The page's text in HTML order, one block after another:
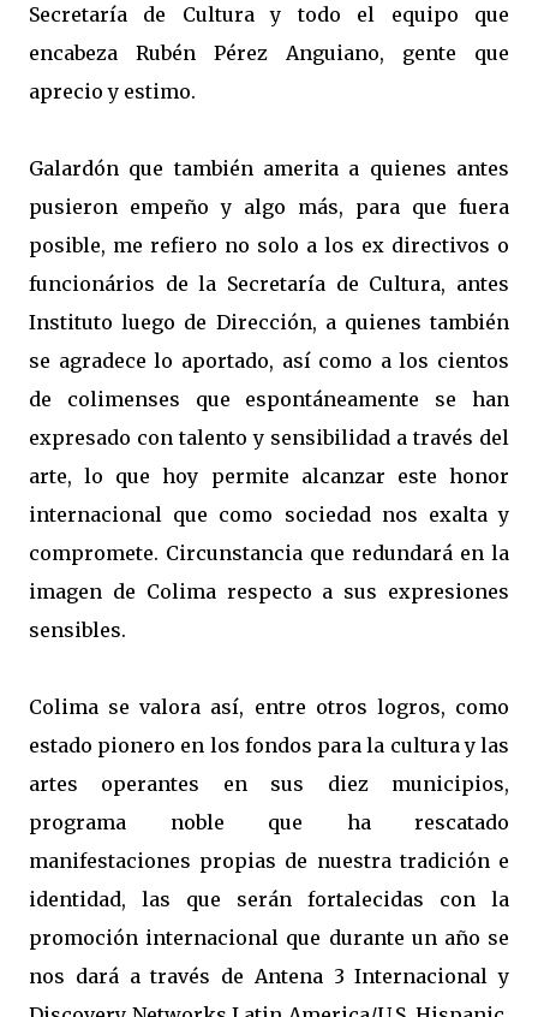
Secretaría de Cultura y todo el equipo que
encabeza Rubén Pérez Anguiano, gente que
aprecio y estimo.
Galardón que también amerita a quienes antes
pusieron empeño y algo más, para que fuera
posible, me refiero no solo a los ex directivos o
funcionários de la Secretaría de Cultura, antes
Instituto luego de Dirección, a quienes también
se agradece lo aportado, así como a los cientos
de colimenses que espontáneamente se han
expresado con talento y sensibilidad a través del
arte, lo que hoy permite alcanzar este honor
internacional que como sociedad nos exalta y
compromete. Circunstancia que redundará en la
imagen de Colima respecto a sus expresiones
sensibles.
Colima se valora así, entre otros logros, como
estado pionero en los fondos para la cultura y las
artes operantes en sus diez municipios,
programa noble que ha rescatado
manifestaciones propias de nuestra tradición e
identidad, las que serán fortalecidas con la
promoción internacional que durante un año se
nos dará a través de Antena 3 Internacional y